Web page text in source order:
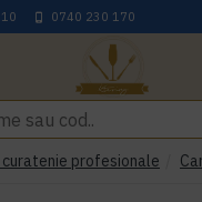
0740 230 170
curatenie profesionale